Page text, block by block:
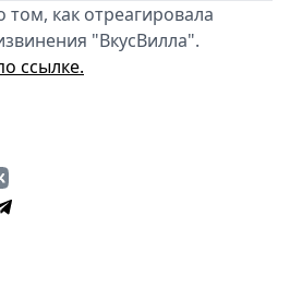
как отреагировала
"ВкусВилла".
ссылке.